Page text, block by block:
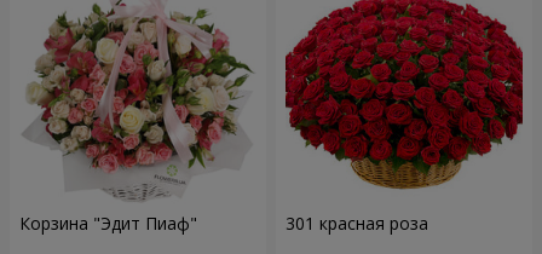
Корзина "Эдит Пиаф" 301 красная роза